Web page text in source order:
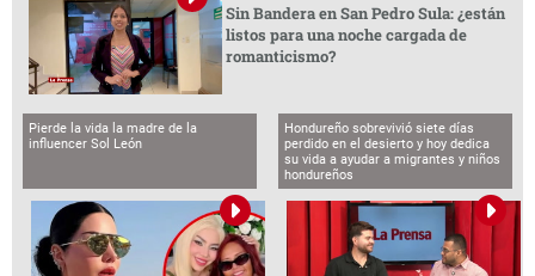
Sin Bandera en San Pedro Sula: ¿están
listos para una noche cargada de
romanticismo?
Pierde la vida la madre de la
influencer Sol León
Hondureño sobrevivió siete días
perdido en el desierto y hoy dedica
su vida a ayudar a migrantes y niños
hondureños